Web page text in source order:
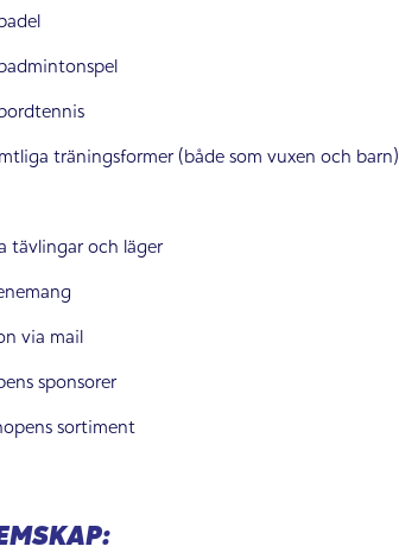
träningsformer (både som vuxen och barn)
tävlingar och läger
via mail
sponsorer
sortiment